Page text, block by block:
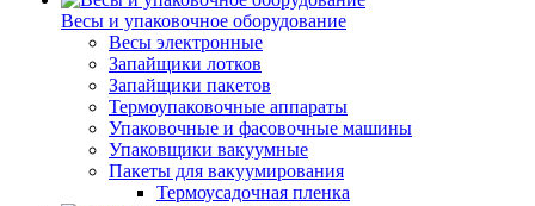
Весы и упаковочное оборудование
Весы электронные
Запайщики лотков
Запайщики пакетов
Термоупаковочные аппараты
Упаковочные и фасовочные машины
Упаковщики вакуумные
Пакеты для вакуумирования
Термоусадочная пленка